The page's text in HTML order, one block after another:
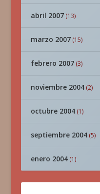
abril 2007(13)
marzo 2007(15)
febrero 2007(3)
noviembre 2004(2)
octubre 2004(1)
septiembre 2004(5)
enero 2004(1)